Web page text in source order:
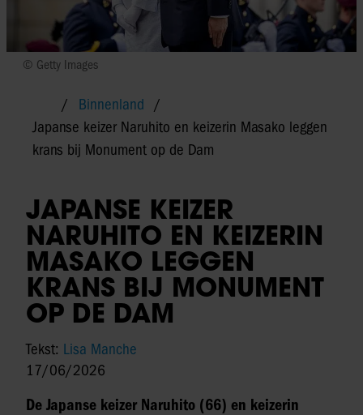
© Getty Images
Binnenland
Japanse keizer Naruhito en keizerin Masako leggen
krans bij Monument op de Dam
JAPANSE KEIZER
NARUHITO EN KEIZERIN
MASAKO LEGGEN
KRANS BIJ MONUMENT
OP DE DAM
Tekst: Lisa Manche
17/06/2026
De Japanse keizer Naruhito (66) en keizerin